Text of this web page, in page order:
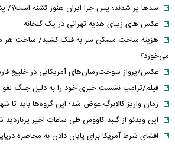
سدها پر شدند؛ پس چرا ایران هنوز تشنه است؟/ پشت
عکس های زیبای هدیه تهرانی در یک گلخانه
هزینه ساخت مسکن سر به فلک کشید/ ساخت هر
می‌خورد؟
عکس/پرواز سوخت‌رسان‌های آمریکایی در خلیج
فیلم/ترامپ نشست خبری خود را به دلیل جنگ لغو
زمان واریز کالابرگ عوض شد؛ این گروه‌ها باید تا
این ویدئو از گنبد کاووس طی ساعات اخیر پربازدید
افشای شرط آمریکا برای پایان دادن به محاصره